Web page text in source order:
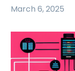
March 6, 2025